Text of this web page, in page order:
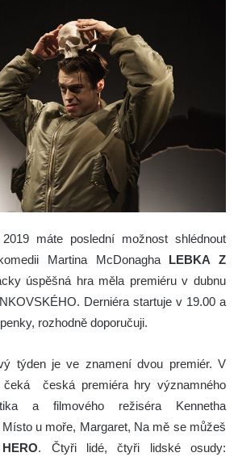
máte poslední možnost shlédnout
Martina McDonagha LEBKA Z
úspěšná hra měla premiéru v dubnu
Derniéra startuje v 19.00 a
rozhodně doporučuji.
týden je ve znamení dvou premiér. V
čeká česká premiéra hry významného
a filmového režiséra Kennetha
u moře, Margaret, Na mě se můžeš
. Čtyři lidé, čtyři lidské osudy: